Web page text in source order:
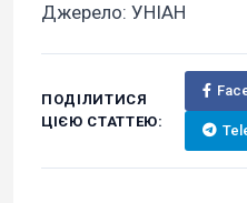
Джерело: УНІАН
ПОДІЛИТИСЯ
ЦІЄЮ СТАТТЕЮ: